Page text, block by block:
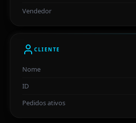
Vendedor
CLIENTE
Nome
ID
Pedidos ativos